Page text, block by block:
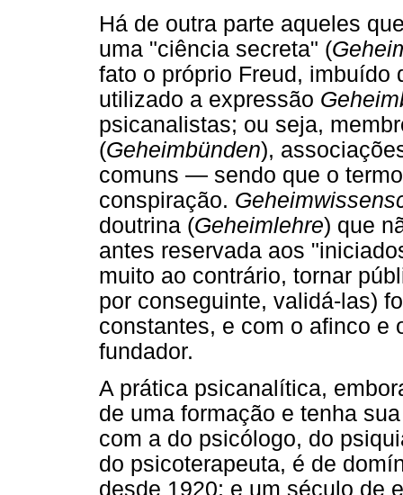
Há de outra parte aqueles
uma "ciência secreta" (
fato o próprio Freud, imbuído
utilizado a expressão
psicanalistas; ou seja,
(Geheimbünden),
comuns — sendo que o
conspiração.
doutrina (Geheimlehre) que
antes reservada aos
muito ao contrário, tornar
por conseguinte, validá-las)
constantes, e com o afinco e
fundador.
A prática psicanalítica,
de uma formação e tenha
com a do psicólogo, do
do psicoterapeuta, é de
desde 1920; e um século de